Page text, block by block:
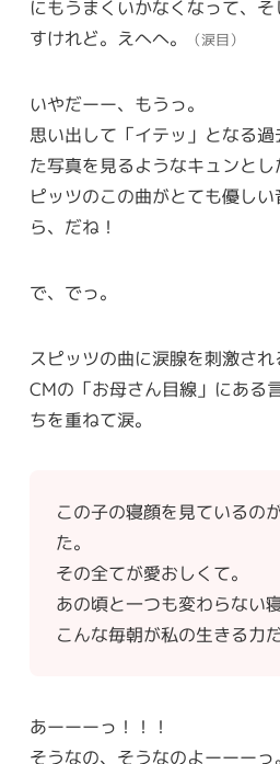
にもうまくいかなくなって、
すけれど。えへへ。
（涙目）
いやだーー、もうっ。
思い出して「イテッ」となる
た写真を見るようなキュンと
ピッツのこの曲がとても優し
ら、だね！
で、でっ。
スピッツの曲に涙腺を刺激さ
CMの「お母さん目線」にある
ちを重ねて涙。
この子の寝顔を見ているの
た。
その全てが愛おしくて。
あの頃と一つも変わらない寝
こんな毎朝が私の生きる力だ
あーーーっ！！！
そうなの、そうなのよーーーっ。